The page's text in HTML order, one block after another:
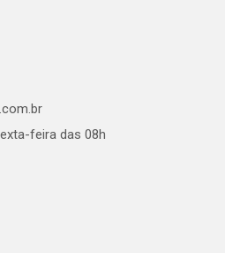
feira das 08h